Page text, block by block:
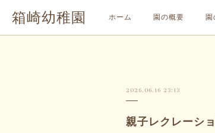
箱崎幼稚園 ホーム 園の概要
2026.06.16 23:13
親子レクレーシ